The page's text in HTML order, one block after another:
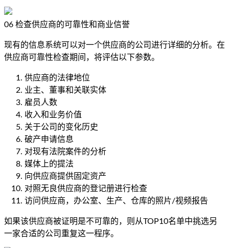
06 检查供应商的可靠性和商业信誉
现有的信息系统可以对一个供应商的公司进行详细的分析。在
供应商可靠性检查期间，将评估以下参数。
供应商的法律地位
业主、董事和关联实体
雇员人数
收入和业务价值
关于公司的变化历史
破产申请信息
对现有法院案件的分析
媒体上的提法
向供应商提供固定资产
对照无良供应商的登记册进行检查
访问供应商，办公室、生产、仓库的照片/视频报告
如果该供应商被证明是不可靠的，则从TOP10名单中挑选另
一家合适的公司重复这一程序。